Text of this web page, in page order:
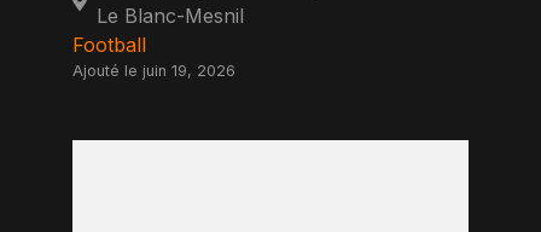
Le Blanc-Mesnil
Football
Ajouté le juin 19, 2026